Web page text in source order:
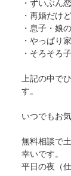
・ずいぶん
・再婚だけ
・息子・娘
・やっぱり
・そろそろ
上記の中で
す。
いつでもお
無料相談で
幸いです。
平日の夜（